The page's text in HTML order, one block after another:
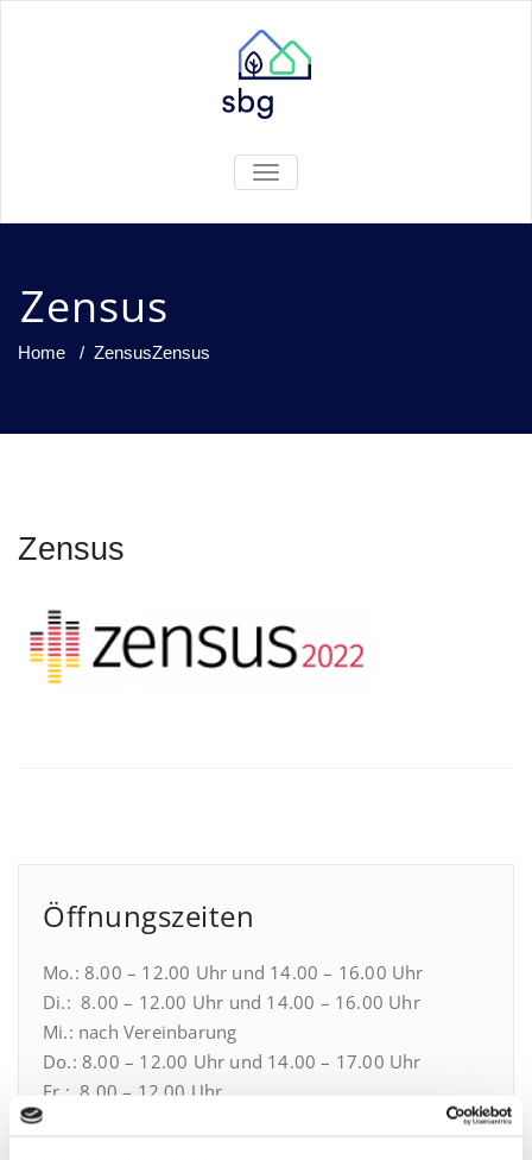
TOGGLE
NAVIGATION
Zensus
Home / ZensusZensus
Zensus
Öffnungszeiten
Mo.: 8.00 – 12.00 Uhr und 14.00 – 16.00 Uhr
Di.: 8.00 – 12.00 Uhr und 14.00 – 16.00 Uhr
Mi.: nach Vereinbarung
Do.: 8.00 – 12.00 Uhr und 14.00 – 17.00 Uhr
Fr.: 8.00 – 12.00 Uhr
Gerne können Sie mit uns auch